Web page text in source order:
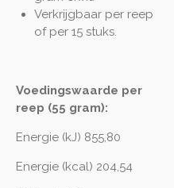
Verkrijgbaar per reep
of per 15 stuks.
Voedingswaarde per
reep (55 gram):
Energie (kJ) 855,80
Energie (kcal) 204,54